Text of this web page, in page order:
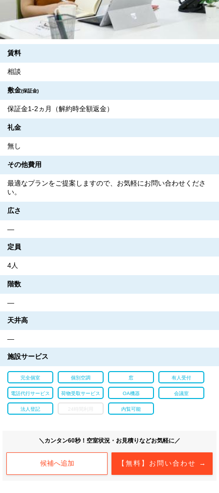
賃料
相談
敷金(保証金)
保証金1-2ヵ月（解約時全額返金）
礼金
無し
その他費用
最適なプランをご提案しますので、お気軽にお問い合わせくださ
い。
広さ
―
定員
4人
階数
―
天井高
―
施設サービス
完全個室 個別空調 窓 有人受付
電話代行サービス 荷物受取サービス OA機器 会議室
法人登記 24時間利用 内覧可能
＼カンタン60秒！空室状況・お見積りなどお気軽に／
【無料】お問い合わせ →
候補へ追加